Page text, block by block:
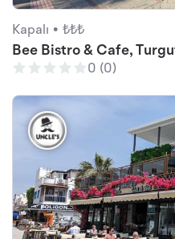
Kapalı • ₺₺₺
Bee Bistro & Cafe,
0 (0)